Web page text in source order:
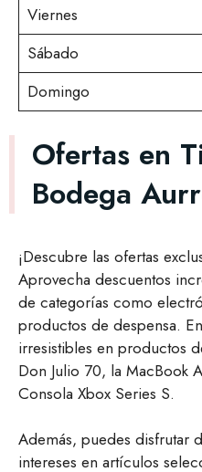
Viernes
Sábado
Domingo
Ofertas en
Bodega
¡Descubre las ofertas
Aprovecha descuentos
de categorías como
productos de despensa.
irresistibles en productos
Don Julio 70, la MacBook
Consola Xbox Series S.
Además, puedes disfrutar
intereses en artículos